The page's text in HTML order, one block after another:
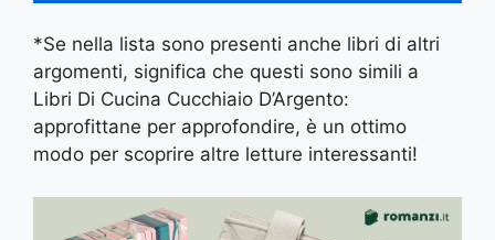
*Se nella lista sono presenti anche libri di altri
argomenti, significa che questi sono simili a
Libri Di Cucina Cucchiaio D’Argento:
approfittane per approfondire, è un ottimo
modo per scoprire altre letture interessanti!